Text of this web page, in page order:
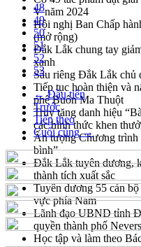
V năm 2024
Hội nghị Ban Chấp
(mở rộng)
Đắk Lắk chung tay
xanh
Sầu riêng Đắk Lắk chủ
Tiếp tục hoàn thiện và
phê Buôn Ma Thuột
Truy tặng danh hiệu
các hình thức khen
Ấn tượng Chương trình
bình”
Đắk Lắk tuyên dương,
thành tích xuất sắc
Tuyên dương 55 cán
vực phía Nam
Lãnh đạo UBND tỉnh
quyền thành phố
Học tập và làm theo
48
49
50
51
52
53
← Đầu tiên
Trước
Tiếp theo
Cuối cùng →